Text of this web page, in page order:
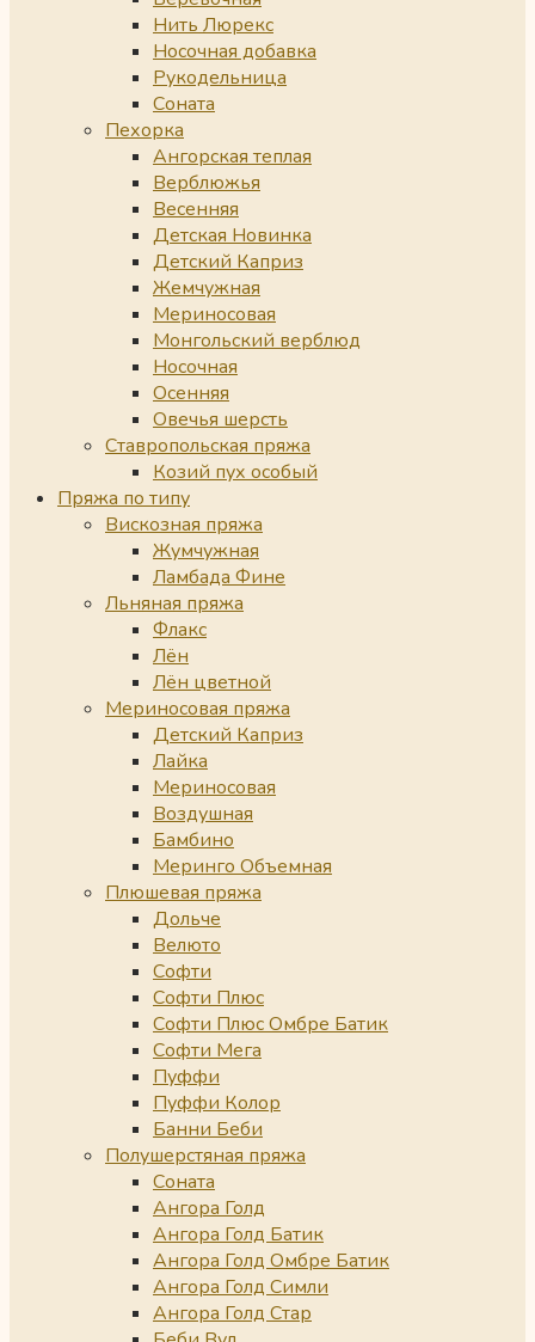
Нить Люрекс
Носочная добавка
Рукодельница
Соната
Пехорка
Ангорская теплая
Верблюжья
Весенняя
Детская Новинка
Детский Каприз
Жемчужная
Мериносовая
Монгольский верблюд
Носочная
Осенняя
Овечья шерсть
Ставропольская пряжа
Козий пух особый
Пряжа по типу
Вискозная пряжа
Жумчужная
Ламбада Фине
Льняная пряжа
Флакс
Лён
Лён цветной
Мериносовая пряжа
Детский Каприз
Лайка
Мериносовая
Воздушная
Бамбино
Меринго Объемная
Плюшевая пряжа
Дольче
Велюто
Софти
Софти Плюс
Софти Плюс Омбре Батик
Софти Мега
Пуффи
Пуффи Колор
Банни Беби
Полушерстяная пряжа
Соната
Ангора Голд
Ангора Голд Батик
Ангора Голд Омбре Батик
Ангора Голд Симли
Ангора Голд Стар